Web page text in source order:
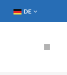
DE